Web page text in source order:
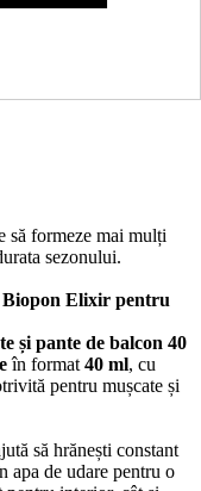
să formeze mai mulți
sezonului.
Elixir pentru
și pante de balcon 40
în format 40 ml, cu
pentru mușcate și
să hrănești constant
apa de udare pentru o